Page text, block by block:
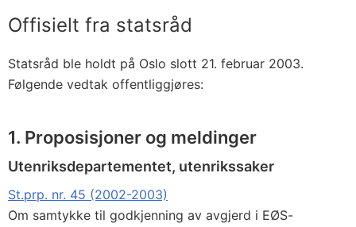
Offisielt fra statsråd
Statsråd ble holdt på Oslo slott 21. februar 2003.
Følgende vedtak offentliggjøres:
1. Proposisjoner og meldinger
Utenriksdepartementet, utenrikssaker
St.prp. nr. 45 (2002-2003)
Om samtykke til godkjenning av avgjerd i EØS-